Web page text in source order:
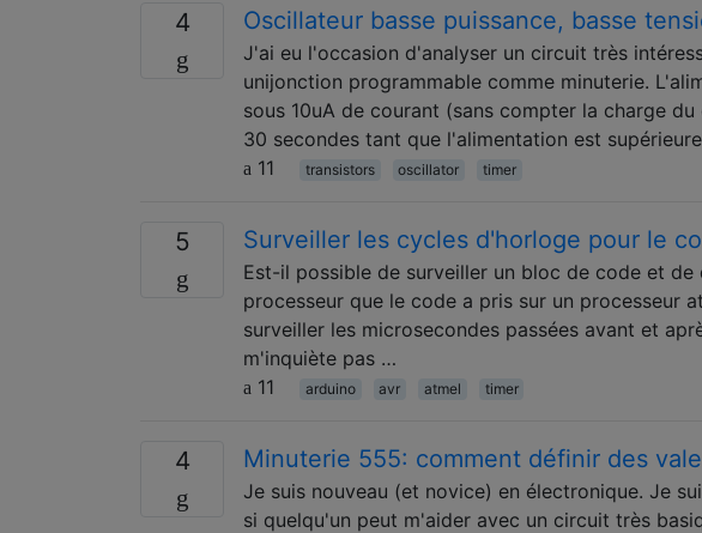
4 Oscillateur basse puissance, basse
J'ai eu l'occasion d'analyser un circuit très
unijonction programmable comme minuterie.
sous 10uA de courant (sans compter la charge
30 secondes tant que l'alimentation est
11
transistors oscillator timer
5 Surveiller les cycles d'horloge pour le
Est-il possible de surveiller un bloc de code et
processeur que le code a pris sur un processeur
surveiller les microsecondes passées avant et
m'inquiète pas …
11
arduino avr atmel timer
4 Minuterie 555: comment définir des
Je suis nouveau (et novice) en électronique. Je
si quelqu'un peut m'aider avec un circuit très